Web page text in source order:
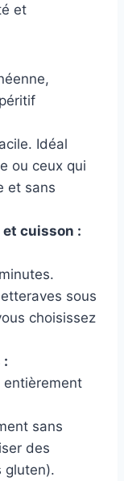
et
Idéal
ou ceux qui
et sans
cuisson :
sous
choisissez
:
entièrement
sans
des
gluten).